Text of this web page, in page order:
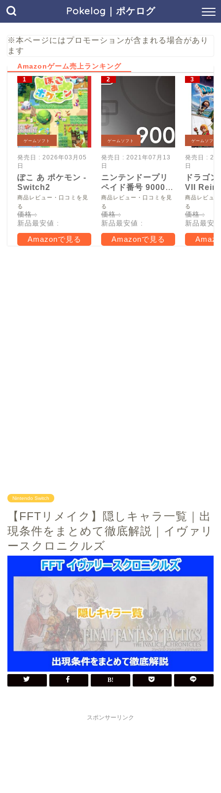
Pokelog｜ポケログ
※本ページにはプロモーションが含まれる場合があり
ます
Amazonゲーム売上ランキング
ゲームソフト
発売日 : 2026年03月05
日
ぽこ あ ポケモン -
Switch2
商品レビュー・口コミを見
る
価格 :
新品最安値 :
Amazonで見る
ゲームソフト
発売日 : 2021年07月13
日
ニンテンドープリ
ペイド番号 9000
円|オンラインコー
ド版
商品レビュー・口コミを見
る
価格 :
新品最安値 :
Amazonで見る
ゲームソフト
発売日 :
日
ドラゴ
VII
Switch2
商品レビュ
る
価格 :
新品最安
Nintendo Switch
【FFTリメイク】隠しキャラ一覧｜出
現条件をまとめて徹底解説｜イヴァリ
ースクロニクルズ
スポンサーリンク